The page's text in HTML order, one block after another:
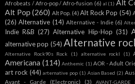
Afrobeats / Afro-pop / Afro-fusion (6) al (1) Alt
Alt Pop (260) Alt Pop. (4) Alt Rock Pop (54)
(26) Alternative (14) Alternative - Indie (6)
Indie R&B (27) Alternative Hip-Hop (31)
alternative pop (54) Alternative
Alternative Rock90s Rock
(1) alternative rockl (1)
Americana (114) Anthemic (1) AOR - Adult
art rock (44) arternative pop (1) Asian Based (2)
Avant - Garde (Electronic)
(3) AVANT-GARDE